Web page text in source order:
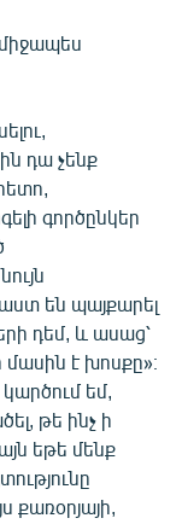
դա չենք
գործընկեր
են պայքարել
դեմ, և ասաց՝
մասին է խոսքը»։
եմ,
թե ինչ ի
եթե մենք
քառօրյայի,